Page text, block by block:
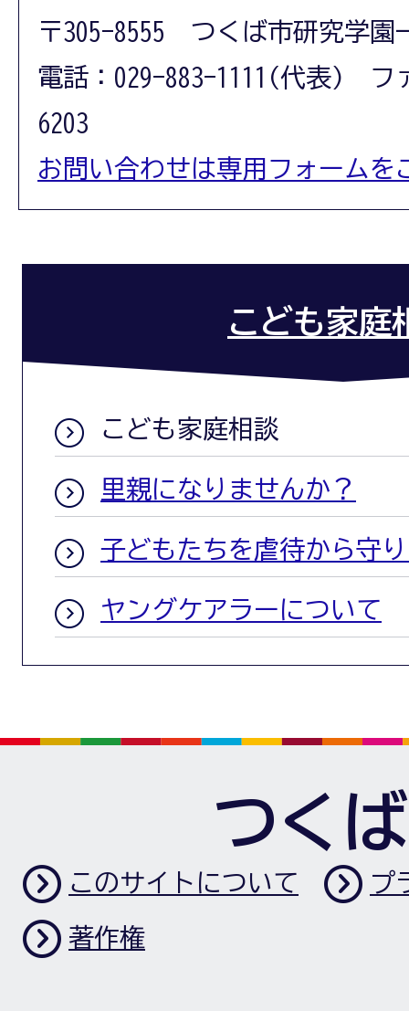
〒305-8555 つくば市研究学園
電話：029-883-1111(代表) フ
6203
お問い合わせは専用フォームを
こども家庭
こども家庭相談
里親になりませんか？
子どもたちを虐待から守
ヤングケアラーについて
つく
このサイトについて プ
著作権